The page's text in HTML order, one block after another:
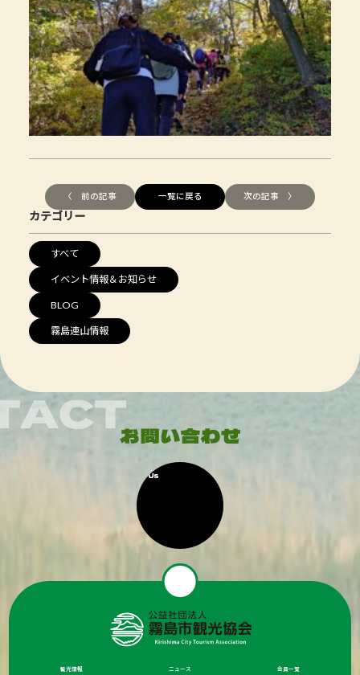
〈 前の記事 一覧に戻る 次の記事 〉
カテゴリー
すべて
イベント情報＆お知らせ
BLOG
霧島連山情報
観光情報 ニュース 会員一覧